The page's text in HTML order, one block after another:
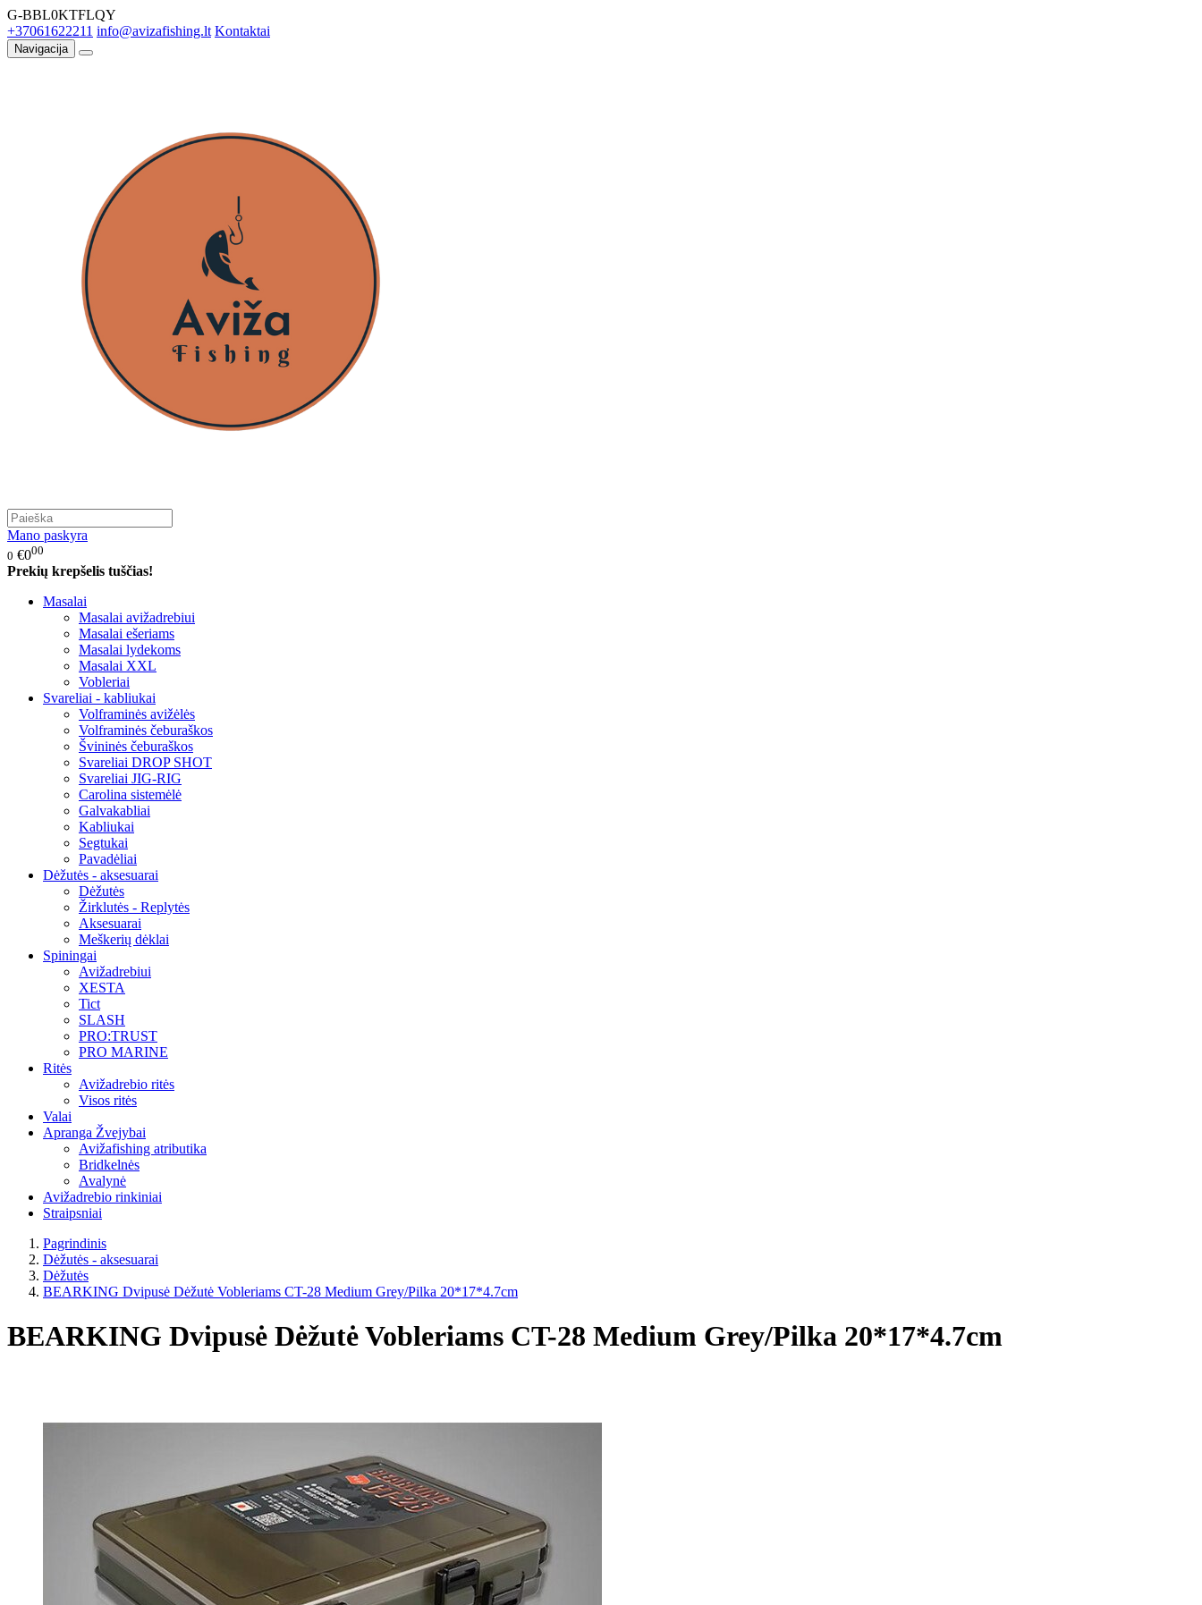
G-BBL0KTFLQY
+37061622211 info@avizafishing.lt Kontaktai
Navigacija
Mano paskyra
0 €000
Prekių krepšelis tuščias!
Masalai
Masalai avižadrebiui
Masalai ešeriams
Masalai lydekoms
Masalai XXL
Vobleriai
Svareliai - kabliukai
Volframinės avižėlės
Volframinės čeburaškos
Švininės čeburaškos
Svareliai DROP SHOT
Svareliai JIG-RIG
Carolina sistemėlė
Galvakabliai
Kabliukai
Segtukai
Pavadėliai
Dėžutės - aksesuarai
Dėžutės
Žirklutės - Replytės
Aksesuarai
Meškerių dėklai
Spiningai
Avižadrebiui
XESTA
Tict
SLASH
PRO:TRUST
PRO MARINE
Ritės
Avižadrebio ritės
Visos ritės
Valai
Apranga Žvejybai
Avižafishing atributika
Bridkelnės
Avalynė
Avižadrebio rinkiniai
Straipsniai
Pagrindinis
Dėžutės - aksesuarai
Dėžutės
BEARKING Dvipusė Dėžutė Vobleriams CT-28 Medium Grey/Pilka 20*17*4.7cm
BEARKING Dvipusė Dėžutė Vobleriams CT-28 Medium Grey/Pilka 20*17*4.7cm